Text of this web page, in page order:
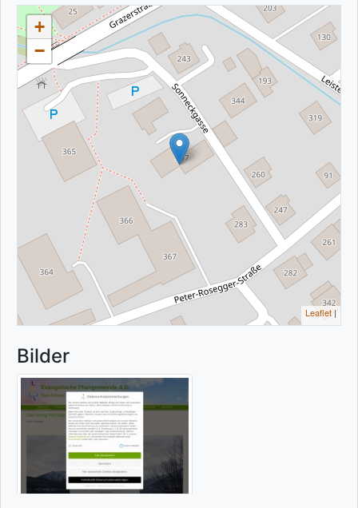
+
−
Leaflet |
Bilder